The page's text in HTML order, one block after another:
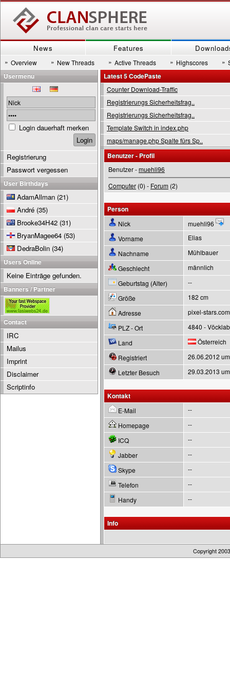
News Features
» Overview » New Threads » Active Threads » Highscores »
Latest 5 CodePaste
Counter Download-Traffic
Registrierungs Sicherheitsfrag..
Registrierungs Sicherheitsfrag..
Template Switch in index.php
maps/manage.php Spalte fürs Sp..
Benutzer - Profil
Benutzer -muehli96
Computer (0) - Forum (2)
Person
Nick
muehli96
Vorname
Elias
Nachname
Mühlbauer
Geschlecht
männlich
Geburtstag (Alter)
--
Größe
182 cm
Adresse
pixel-stars.com
PLZ - Ort
4840 -
Land
Österreich
Registriert
26.06.2012
Letzter Besuch
29.03.2013
Kontakt
E-Mail
--
Homepage
--
ICQ
--
Jabber
--
Skype
--
Telefon
--
Handy
--
Info
Usermenu
Login dauerhaft merken
Registrierung
Passwort vergessen
User Birthdays
AdamAllman (21)
André (35)
Brooke34H42 (31)
BryanMagee64 (53)
DedraBolin (34)
Users Online
Keine Einträge gefunden.
Banners / Partner
Contact
IRC
Mailus
Imprint
Disclaimer
Scriptinfo
Copyright